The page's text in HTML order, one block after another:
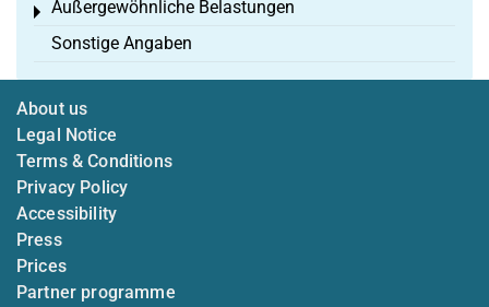
Außergewöhnliche Belastungen
Toggle menu
Sonstige Angaben
About us
Legal Notice
Terms & Conditions
Privacy Policy
Accessibility
Press
Prices
Partner programme